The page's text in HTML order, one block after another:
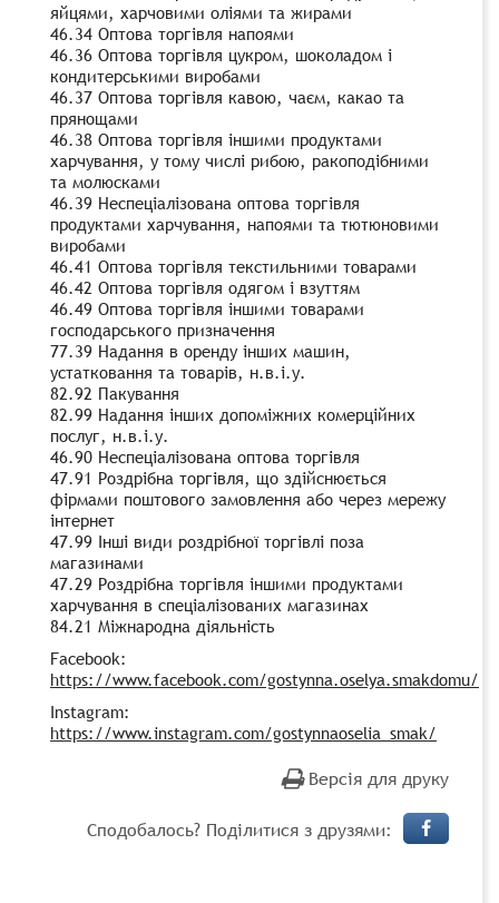
яйцями, харчовими оліями та жирами
46.34 Оптова торгівля напоями
46.36 Оптова торгівля цукром, шоколадом і
кондитерськими виробами
46.37 Оптова торгівля кавою, чаєм, какао та
прянощами
46.38 Оптова торгівля іншими продуктами
харчування, у тому числі рибою, ракоподібними
та молюсками
46.39 Неспеціалізована оптова торгівля
продуктами харчування, напоями та тютюновими
виробами
46.41 Оптова торгівля текстильними товарами
46.42 Оптова торгівля одягом і взуттям
46.49 Оптова торгівля іншими товарами
господарського призначення
77.39 Надання в оренду інших машин,
устатковання та товарів, н.в.і.у.
82.92 Пакування
82.99 Надання інших допоміжних комерційних
послуг, н.в.і.у.
46.90 Неспеціалізована оптова торгівля
47.91 Роздрібна торгівля, що здійснюється
фірмами поштового замовлення або через мережу
інтернет
47.99 Інші види роздрібної торгівлі поза
магазинами
47.29 Роздрібна торгівля іншими продуктами
харчування в спеціалізованих магазинах
84.21 Міжнародна діяльність
Facebook:
https://www.facebook.com/gostynna.oselya.smakdomu/
Instagram:
https://www.instagram.com/gostynnaoselia_smak/
Версія для друку
Сподобалось? Поділитися з друзями: